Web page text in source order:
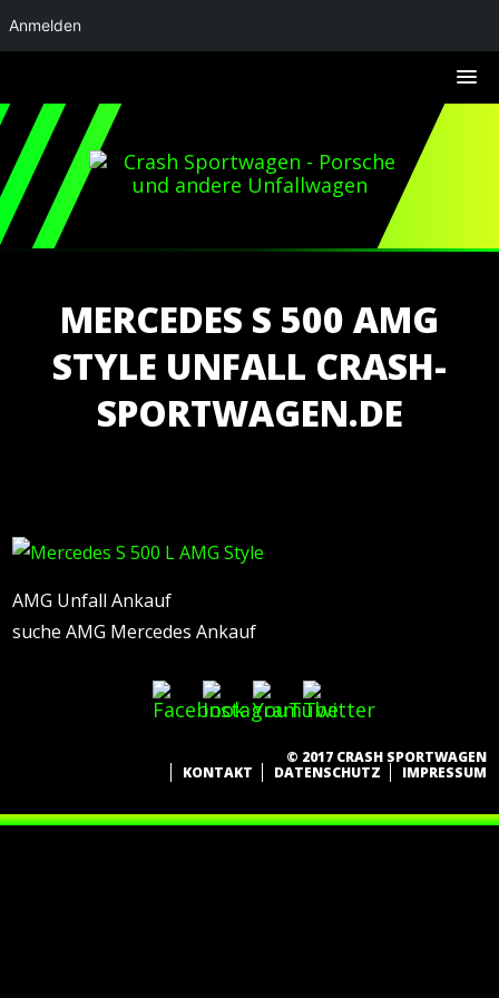
MERCEDES S 500 AMG
STYLE UNFALL CRASH-
SPORTWAGEN.DE
AMG Unfall Ankauf
suche AMG Mercedes Ankauf
© 2017 CRASH SPORTWAGEN
KONTAKT
DATENSCHUTZ IMPRESSUM
Anmelden